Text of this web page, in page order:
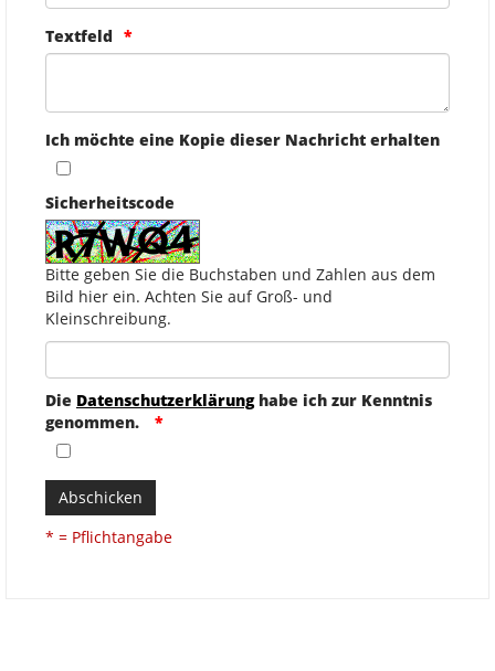
Textfeld
Ich möchte eine Kopie dieser Nachricht erhalten
Sicherheitscode
Bitte geben Sie die Buchstaben und Zahlen aus dem
Bild hier ein. Achten Sie auf Groß- und
Kleinschreibung.
Die Datenschutzerklärunghabe ich zur Kenntnis
genommen.
Abschicken
* = Pflichtangabe